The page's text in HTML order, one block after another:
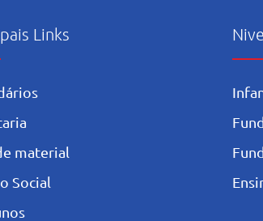
Links
material
Social